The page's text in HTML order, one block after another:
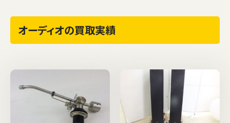
オーディオの買取実績